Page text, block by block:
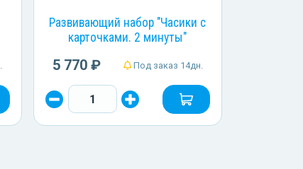
Развивающий набор "Часики с
карточками. 2 минуты"
5 770 ₽ Под заказ 14дн.